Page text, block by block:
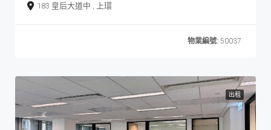
183 皇后大道中 , 上環
物業編號: 50037
出租